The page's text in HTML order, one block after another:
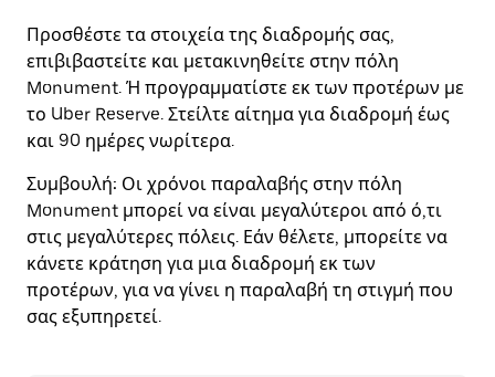
Προσθέστε τα στοιχεία της διαδρομής σας,
επιβιβαστείτε και μετακινηθείτε στην πόλη
Monument. Ή προγραμματίστε εκ των προτέρων με
το Uber Reserve. Στείλτε αίτημα για διαδρομή έως
και 90 ημέρες νωρίτερα.
Συμβουλή: Οι χρόνοι παραλαβής στην πόλη
Monument μπορεί να είναι μεγαλύτεροι από ό,τι
στις μεγαλύτερες πόλεις. Εάν θέλετε, μπορείτε να
κάνετε κράτηση για μια διαδρομή εκ των
προτέρων, για να γίνει η παραλαβή τη στιγμή που
σας εξυπηρετεί.